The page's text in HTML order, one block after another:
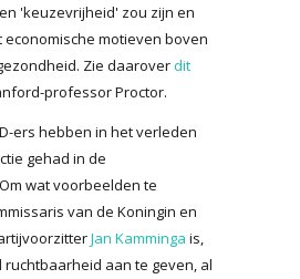
'keuzevrijheid' zou zijn en
motieven boven
Zie daaroverdit
professor Proctor.
ers hebben in het verleden
gehad in de
wat voorbeelden te
van de Koningin en
Jan Kamminga is,
aan te geven, al